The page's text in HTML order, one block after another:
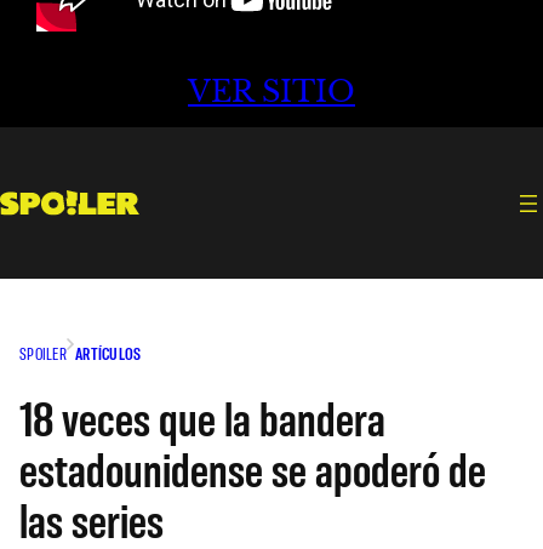
VER SITIO
SPOILER ARTÍCULOS
18 veces que la bandera
estadounidense se apoderó de
las series